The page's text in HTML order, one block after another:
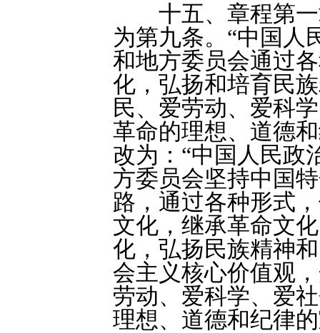
十五、章程第一
为第九条。“中国人
和地方委员会通过
化，弘扬和培育民
民、爱劳动、爱科
革命的理想、道德
改为：“中国人民政
方委员会坚持中国
路，通过各种形式
文化，继承革命文
化，弘扬民族精神
会主义核心价值观
劳动、爱科学、爱
理想、道德和纪律